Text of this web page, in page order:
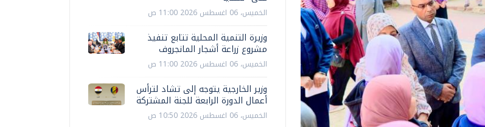
الخميس، 06 اغسطس 2026 11:00 ص
وزيرة التنمية المحلية تتابع تنفيذ
مشروع زراعة أشجار المانجروف
الخميس، 06 اغسطس 2026 11:00 ص
وزير الخارجية يتوجه إلى تشاد لترأس
أعمال الدورة الرابعة للجنة المشتركة
الخميس، 06 اغسطس 2026 10:50 ص